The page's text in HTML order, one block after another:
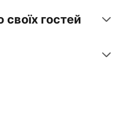
гостей
вже зараз